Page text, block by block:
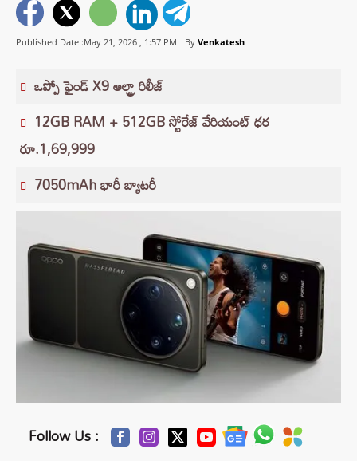
Published Date :May 21, 2026 , 1:57 PM By Venkatesh
ఒప్పో ఫైండ్ X9 అల్ట్రా రిలీజ్
12GB RAM + 512GB స్టోరేజ్ వేరియంట్ ధర
రూ.1,69,999
7050mAh భారీ బ్యాటరీ
Follow Us :